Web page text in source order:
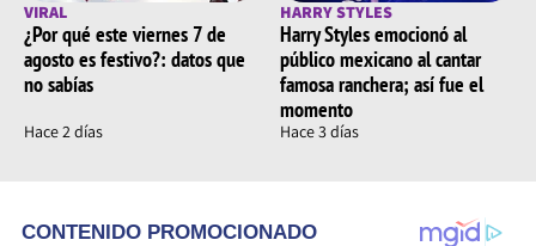
VIRAL
¿Por qué este viernes 7 de
agosto es festivo?: datos que
no sabías
Hace 2 días
HARRY STYLES
Harry Styles emocionó al
público mexicano al cantar
famosa ranchera; así fue el
momento
Hace 3 días